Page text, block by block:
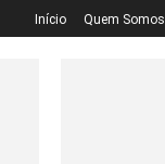
Início Quem Somos